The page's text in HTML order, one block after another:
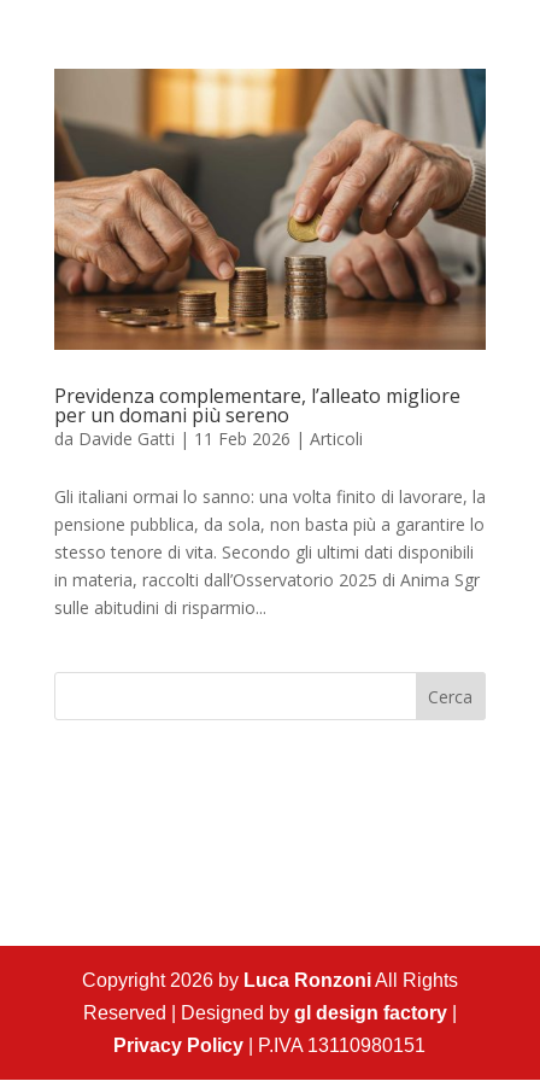
Previdenza complementare, l’alleato migliore
per un domani più sereno
da Davide Gatti | 11 Feb 2026 | Articoli
Gli italiani ormai lo sanno: una volta finito di lavorare, la
pensione pubblica, da sola, non basta più a garantire lo
stesso tenore di vita. Secondo gli ultimi dati disponibili
in materia, raccolti dall’Osservatorio 2025 di Anima Sgr
sulle abitudini di risparmio...
Cerca
Copyright 2026 by Luca RonzoniAll Rights
Reserved | Designed by gl design factory|
Privacy Policy | P.IVA 13110980151